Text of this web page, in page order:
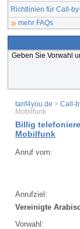
Richtlinien für Call-
mehr FAQs
Geben Sie Vorwahl
tarif4you.de > Call-
Mobilfunk
Billig
Mobilfunk
Anruf vom:
Anrufziel:
Vereinigte
Vorwahl: